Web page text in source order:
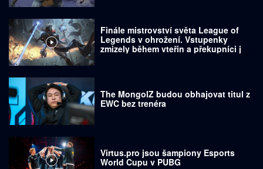
Finále mistrovství světa League of
Legends v ohrožení. Vstupenky
zmizely během vteřin a překupníci je
The MongolZ budou obhajovat titul z
EWC bez trenéra
Virtus.pro jsou šampiony Esports
World Cupu v PUBG